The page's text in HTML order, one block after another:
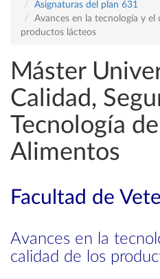
Asignaturas del plan 631
Avances en la tecnología y
productos lácteos
Máster
Calidad,
Tecnología
Alimentos
Facultad de
Avances en la
calidad de los